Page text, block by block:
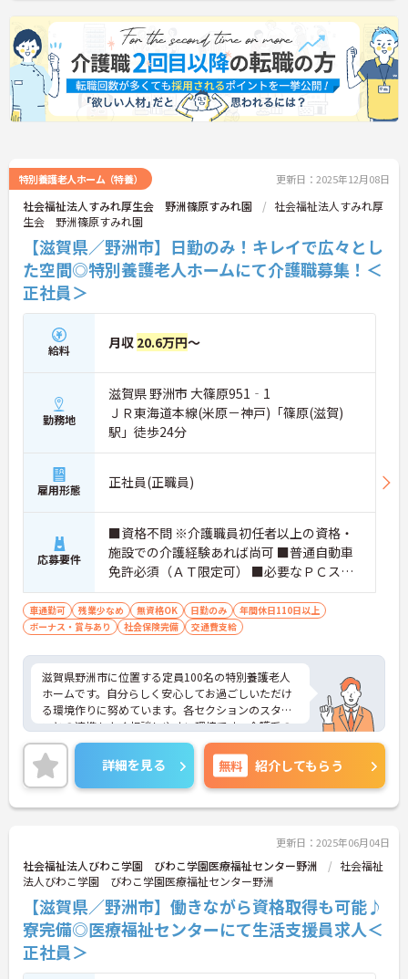
特別養護老人ホーム（特養） 更新日：2025年12月08日
社会福祉法人すみれ厚生会 野洲篠原すみれ園
社会福祉法人すみれ厚
生会 野洲篠原すみれ園
【滋賀県／野洲市】日勤のみ！キレイで広々とし
た空間◎特別養護老人ホームにて介護職募集！＜
正社員＞
給料 月収 20.6万円～
勤務地
滋賀県 野洲市 大篠原951‐1
ＪＲ東海道本線(米原－神戸)「篠原(滋賀)
駅」徒歩24分
雇用形態 正社員(正職員)
応募要件
■資格不問 ※介護職員初任者以上の資格・
施設での介護経験あれば尚可 ■普通自動車
免許必須（ＡＴ限定可） ■必要なＰＣスキ
ル：エクセル・ワードの基本操作
車通勤可 残業少なめ 無資格OK 日勤のみ
年間休日110日以上
ボーナス・賞与あり
社会保険完備 交通費支給
滋賀県野洲市に位置する定員100名の特別養護老人
ホームです。自分らしく安心してお過ごしいただけ
る環境作りに努めています。各セクションのスタッ
フとの連携もよく相談しやすい環境です。介護系の
資格がない方もチャレンジいただけます。ご興味の
ある方には、面接対策ポイントなど、さらに詳細を
お話しいたしますのでお気軽にご相談ください！
詳細を見る 無料 紹介してもらう
更新日：2025年06月04日
社会福祉法人びわこ学園 びわこ学園医療福祉センター野洲
社会福祉
法人びわこ学園 びわこ学園医療福祉センター野洲
【滋賀県／野洲市】働きながら資格取得も可能♪
寮完備◎医療福祉センターにて生活支援員求人＜
正社員＞